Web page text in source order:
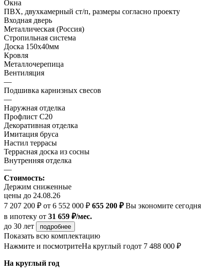
Окна
ПВХ, двухкамерный ст/п, размеры согласно проекту
Входная дверь
Металлическая (Россия)
Стропильная система
Доска 150х40мм
Кровля
Металлочерепица
Вентиляция
—
Подшивка карнизных свесов
—
Наружная отделка
Профлист С20
Декоративная отделка
Имитация бруса
Настил террасы
Террасная доска из сосны
Внутренняя отделка
—
Стоимость:
Держим сниженные
цены до 24.08.26
7 207 200 ₽ от 6 552 000 ₽ 655 200 ₽Вы экономите сегодня
в ипотеку от 31 659 ₽/мес.
до 30 лет
подробнее
Показать всю комплектацию
Нажмите и посмотритеНа круглый годот 7 488 000 ₽
На круглый год